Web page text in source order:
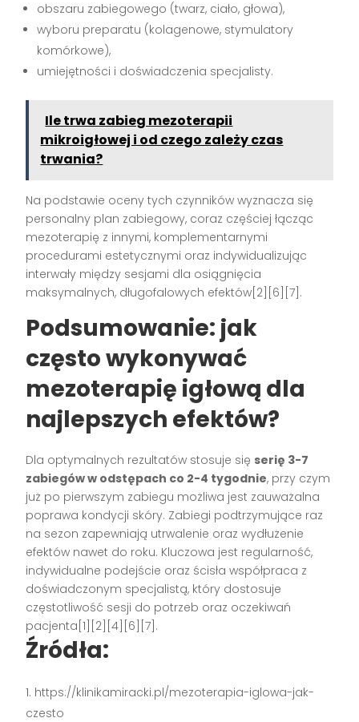
obszaru zabiegowego (twarz, ciało, głowa),
wyboru preparatu (kolagenowe, stymulatory
komórkowe),
umiejętności i doświadczenia specjalisty.
Ile trwa zabieg mezoterapii
mikroigłowej i od czego zależy czas
trwania?
Na podstawie oceny tych czynników wyznacza się
personalny plan zabiegowy, coraz częściej łącząc
mezoterapię z innymi, komplementarnymi
procedurami estetycznymi oraz indywidualizując
interwały między sesjami dla osiągnięcia
maksymalnych, długofalowych efektów[2][6][7].
Podsumowanie: jak
często wykonywać
mezoterapię igłową dla
najlepszych efektów?
Dla optymalnych rezultatów stosuje się serię 3-7
zabiegów w odstępach co 2-4 tygodnie, przy czym
już po pierwszym zabiegu możliwa jest zauważalna
poprawa kondycji skóry. Zabiegi podtrzymujące raz
na sezon zapewniają utrwalenie oraz wydłużenie
efektów nawet do roku. Kluczowa jest regularność,
indywidualne podejście oraz ścisła współpraca z
doświadczonym specjalistą, który dostosuje
częstotliwość sesji do potrzeb oraz oczekiwań
pacjenta[1][2][4][6][7].
Źródła:
https://klinikamiracki.pl/mezoterapia-iglowa-jak-
czesto